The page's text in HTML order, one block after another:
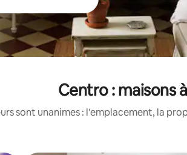
Centro : maisons
sont unanimes : l'emplacement, la